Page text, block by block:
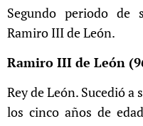
Segundo periodo de
Ramiro III de León.
Ramiro III de León
Rey de León. Sucedió
los cinco años de